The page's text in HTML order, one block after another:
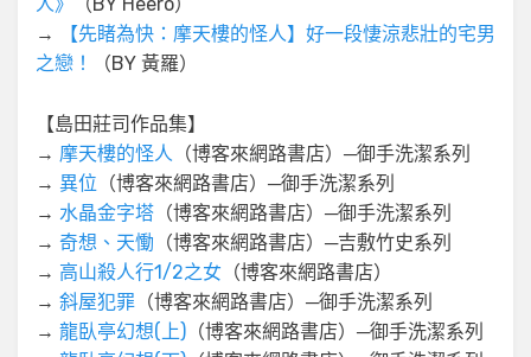
→
【先睹為快：摩天樓的怪人】好一段悽涼悲壯的宅男
之戀！
（BY 黃羅）
【島田莊司作品集】
→ 摩天樓的怪人 （博客來網路書店）─御手洗潔系列
→ 異位 （博客來網路書店）─御手洗潔系列
→ 水晶金字塔 （博客來網路書店）─御手洗潔系列
→ 奇想、天慟 （博客來網路書店）─吉敷竹史系列
→ 高山殺人行1/2之女 （博客來網路書店）
→ 斜屋犯罪 （博客來網路書店）─御手洗潔系列
→ 龍臥亭幻想(上) （博客來網路書店）─御手洗潔系列